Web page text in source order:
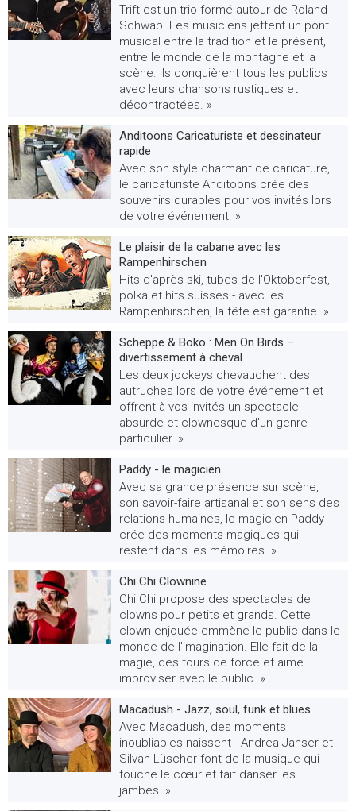
Trift est un trio formé autour de Roland
Schwab. Les musiciens jettent un pont
musical entre la tradition et le présent,
entre le monde de la montagne et la
scène. Ils conquièrent tous les publics
avec leurs chansons rustiques et
décontractées. »
Anditoons Caricaturiste et dessinateur
rapide
Avec son style charmant de caricature,
le caricaturiste Anditoons crée des
souvenirs durables pour vos invités lors
de votre événement. »
Le plaisir de la cabane avec les
Rampenhirschen
Hits d'après-ski, tubes de l'Oktoberfest,
polka et hits suisses - avec les
Rampenhirschen, la fête est garantie. »
Scheppe & Boko : Men On Birds –
divertissement à cheval
Les deux jockeys chevauchent des
autruches lors de votre événement et
offrent à vos invités un spectacle
absurde et clownesque d'un genre
particulier. »
Paddy - le magicien
Avec sa grande présence sur scène,
son savoir-faire artisanal et son sens des
relations humaines, le magicien Paddy
crée des moments magiques qui
restent dans les mémoires. »
Chi Chi Clownine
Chi Chi propose des spectacles de
clowns pour petits et grands. Cette
clown enjouée emmène le public dans le
monde de l'imagination. Elle fait de la
magie, des tours de force et aime
improviser avec le public. »
Macadush - Jazz, soul, funk et blues
Avec Macadush, des moments
inoubliables naissent - Andrea Janser et
Silvan Lüscher font de la musique qui
touche le cœur et fait danser les
jambes. »